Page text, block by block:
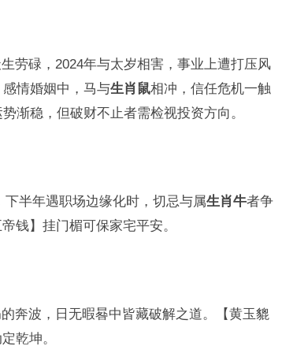
劳碌，2024年与太岁相害，事业上遭打压风
情婚姻中，马与生肖鼠相冲，信任危机一触
渐稳，但破财不止者需检视投资方向。
半年遇职场边缘化时，切忌与属生肖牛者争
钱】挂门楣可保家宅平安。
的奔波，日无暇晷中皆藏破解之道。【黄玉貔
乾坤。